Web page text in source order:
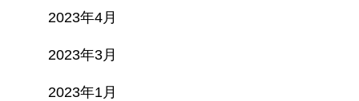
2023年4月
2023年3月
2023年1月